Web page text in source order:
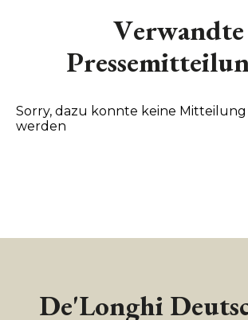
Verwandte
Sorry, dazu konnte keine
werden
De'Longhi